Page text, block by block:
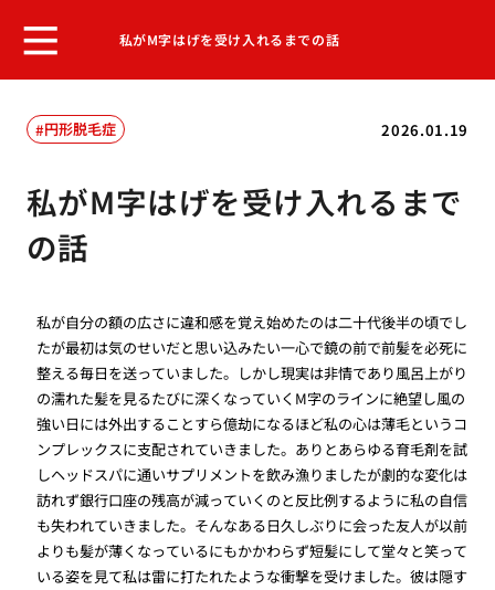
私がM字はげを受け入れるまでの話
2026.01.19
円形脱毛症
私がM字はげを受け入れるまで
の話
私が自分の額の広さに違和感を覚え始めたのは二十代後半の頃でし
たが最初は気のせいだと思い込みたい一心で鏡の前で前髪を必死に
整える毎日を送っていました。しかし現実は非情であり風呂上がり
の濡れた髪を見るたびに深くなっていくM字のラインに絶望し風の
強い日には外出することすら億劫になるほど私の心は薄毛というコ
ンプレックスに支配されていきました。ありとあらゆる育毛剤を試
しヘッドスパに通いサプリメントを飲み漁りましたが劇的な変化は
訪れず銀行口座の残高が減っていくのと反比例するように私の自信
も失われていきました。そんなある日久しぶりに会った友人が以前
よりも髪が薄くなっているにもかかわらず短髪にして堂々と笑って
いる姿を見て私は雷に打たれたような衝撃を受けました。彼は隠す